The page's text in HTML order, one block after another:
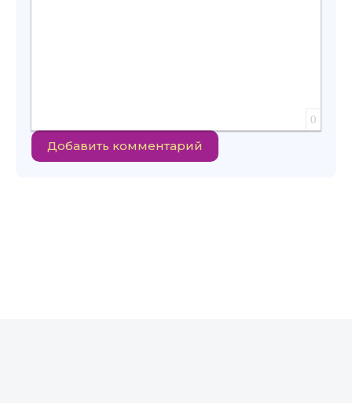
0
Добавить комментарий